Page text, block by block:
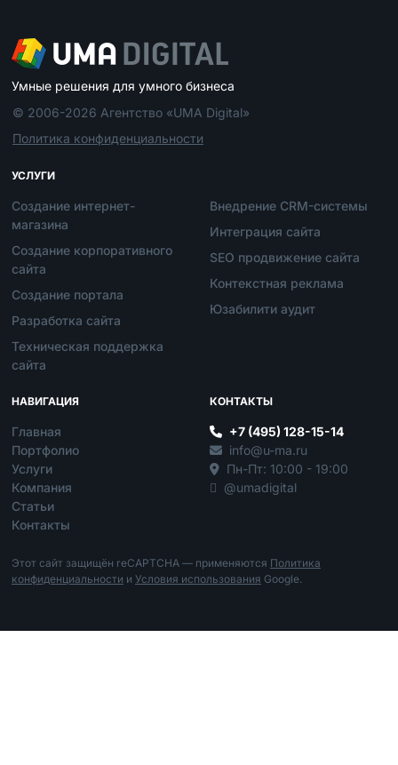
Умные решения для умного бизнеса
© 2006-2026 Агентство «UMA Digital»
Политика конфиденциальности
УСЛУГИ
Создание интернет-
магазина
Создание корпоративного
сайта
Создание портала
Разработка сайта
Техническая поддержка
сайта
Внедрение CRM-системы
Интеграция сайта
SEO продвижение сайта
Контекстная реклама
Юзабилити аудит
НАВИГАЦИЯ
Главная
Портфолио
Услуги
Компания
Статьи
Контакты
КОНТАКТЫ
+7 (495) 128-15-14
info@u-ma.ru
Пн-Пт: 10:00 - 19:00
@umadigital
Этот сайт защищён reCAPTCHA — применяются Политика
конфиденциальности и Условия использования Google.